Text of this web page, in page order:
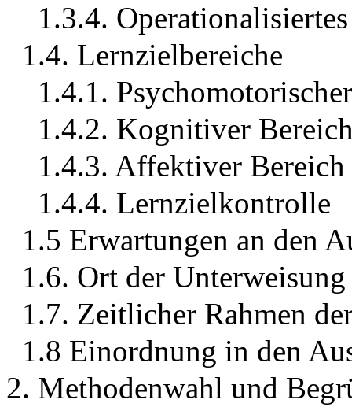
1.3.4.
1.4. Lernzielbereiche
1.4.1.
1.4.2. Kognitiver
1.4.3. Affektiver Bereich
1.4.4. Lernzielkontrolle
1.5 Erwartungen an den
1.6. Ort der Unterweisung
1.7. Zeitlicher Rahmen
1.8 Einordnung in den
2. Methodenwahl und